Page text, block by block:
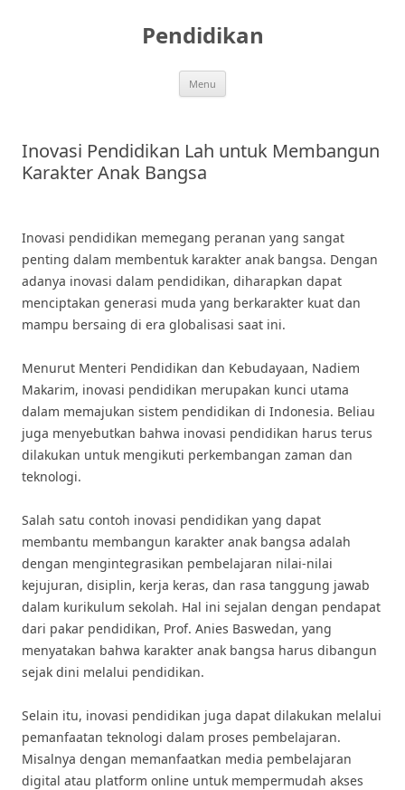
Pendidikan
Menu
Inovasi Pendidikan Lah untuk Membangun
Karakter Anak Bangsa
Inovasi pendidikan memegang peranan yang sangat
penting dalam membentuk karakter anak bangsa. Dengan
adanya inovasi dalam pendidikan, diharapkan dapat
menciptakan generasi muda yang berkarakter kuat dan
mampu bersaing di era globalisasi saat ini.
Menurut Menteri Pendidikan dan Kebudayaan, Nadiem
Makarim, inovasi pendidikan merupakan kunci utama
dalam memajukan sistem pendidikan di Indonesia. Beliau
juga menyebutkan bahwa inovasi pendidikan harus terus
dilakukan untuk mengikuti perkembangan zaman dan
teknologi.
Salah satu contoh inovasi pendidikan yang dapat
membantu membangun karakter anak bangsa adalah
dengan mengintegrasikan pembelajaran nilai-nilai
kejujuran, disiplin, kerja keras, dan rasa tanggung jawab
dalam kurikulum sekolah. Hal ini sejalan dengan pendapat
dari pakar pendidikan, Prof. Anies Baswedan, yang
menyatakan bahwa karakter anak bangsa harus dibangun
sejak dini melalui pendidikan.
Selain itu, inovasi pendidikan juga dapat dilakukan melalui
pemanfaatan teknologi dalam proses pembelajaran.
Misalnya dengan memanfaatkan media pembelajaran
digital atau platform online untuk mempermudah akses